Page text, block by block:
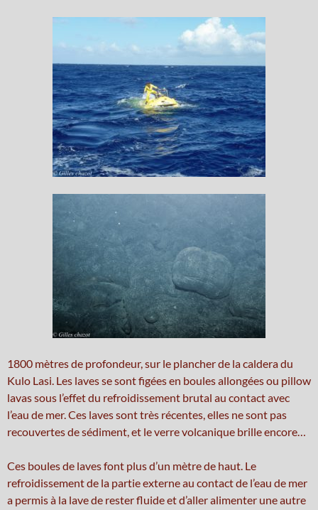
1800 mètres de profondeur, sur le plancher de la caldera du
Kulo Lasi. Les laves se sont figées en boules allongées ou pillow
lavas sous l’effet du refroidissement brutal au contact avec
l’eau de mer. Ces laves sont très récentes, elles ne sont pas
recouvertes de sédiment, et le verre volcanique brille encore…
Ces boules de laves font plus d’un mètre de haut. Le
refroidissement de la partie externe au contact de l’eau de mer
a permis à la lave de rester fluide et d’aller alimenter une autre